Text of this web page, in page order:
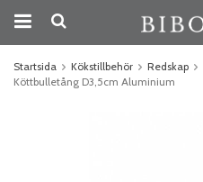
Startsida Kökstillbehör Redskap
Köttbulletång D3,5cm Aluminium